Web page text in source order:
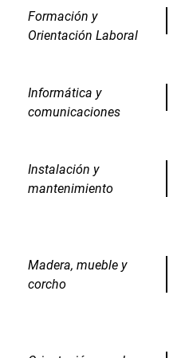
Formación y
Orientación Laboral
Informática y
comunicaciones
Instalación y
mantenimiento
Madera, mueble y
corcho